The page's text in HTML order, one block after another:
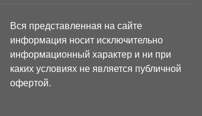
Вся представленная на сайте
информация носит исключительно
информационный характер и ни при
каких условиях не является публичной
офертой.